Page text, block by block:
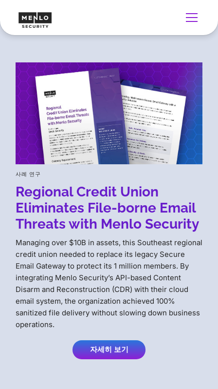
사례 연구
Regional Credit Union
Eliminates File-borne Email
Threats with Menlo Security
Managing over $10B in assets, this Southeast regional
credit union needed to replace its legacy Secure
Email Gateway to protect its 1 million members. By
integrating Menlo Security’s API-based Content
Disarm and Reconstruction (CDR) with their cloud
email system, the organization achieved 100%
sanitized file delivery without slowing down business
operations.
자세히 보기